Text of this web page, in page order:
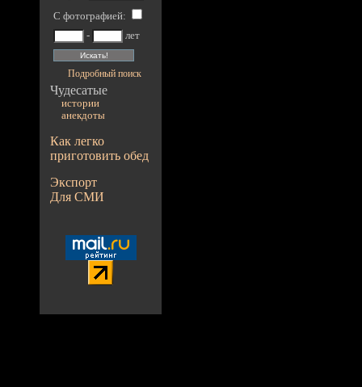
С фотографией:
-
лет
Подробный поиск
Чудесатые
истории
анекдоты
Как легко
приготовить обед
Экспорт
Для СМИ